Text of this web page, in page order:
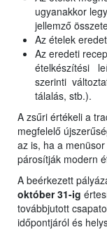
ugyanakkor
jellemző
Az ételek
Az eredeti
ételkészítési
szerinti
tálalás, stb.).
A zsűri értékeli a
megfelelő
az is, ha a
párosítják modern
A beérkezett
október 31-ig
továbbjutott
időpontjáról és